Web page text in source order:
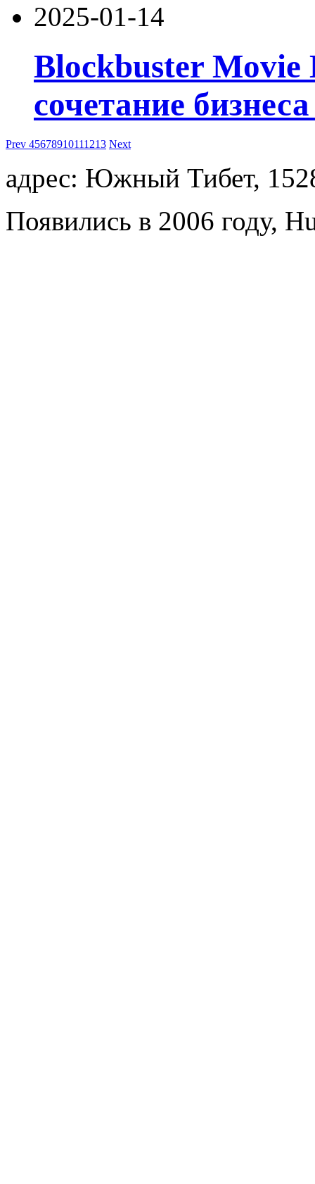
2025-01-14
Blockbuster Movie
сочетание
Prev 45678910111213 Next
адрес: Южный Тибет,
Появились в 2006 году,